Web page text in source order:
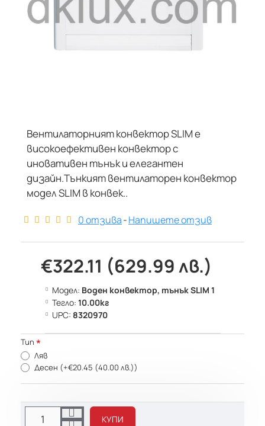
ТРАЙНО НИСКА ЦЕНА
Вентилаторният конвектор SLIM е
високоефективен конвектор с
иновативен тънък и елегантен
дизайн.Тънкият вентилаторен конвектор
модел SLIM в конвек..
0 отзива-Напишете отзив
€322.11 (629.99 лв.)
Модел: Воден конвектор, тънък SLIM 1
Тегло: 10.00кг
UPC: 8320970
Тип
Ляв
Десен (+€20.45 (40.00 лв.))
КУПИ